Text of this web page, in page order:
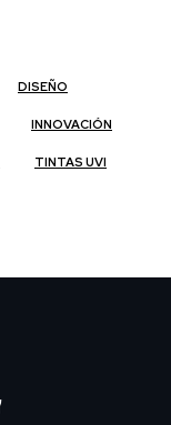
DISEÑO
INNOVACIÓN
TINTAS UVI